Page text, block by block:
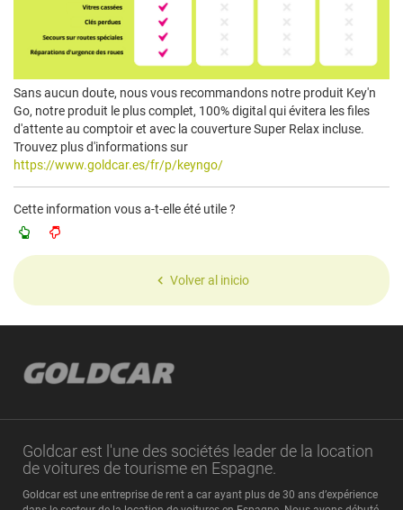
Sans aucun doute, nous vous recommandons notre produit Key'n
Go, notre produit le plus complet, 100% digital qui évitera les files
d'attente au comptoir et avec la couverture Super Relax incluse.
Trouvez plus d'informations sur
https://www.goldcar.es/fr/p/keyngo/
Cette information vous a-t-elle été utile ?
Volver al inicio
Goldcar est l'une des sociétés leader de la location
de voitures de tourisme en Espagne.
Goldcar est une entreprise de rent a car ayant plus de 30 ans d’expérience